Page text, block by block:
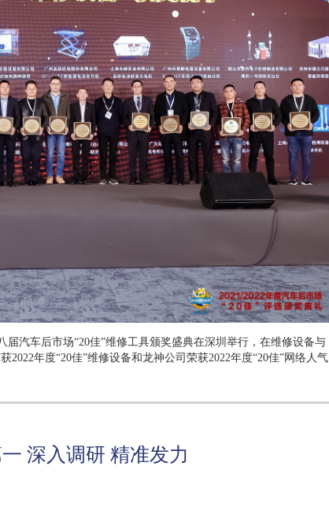
汽车后市场“20佳”维修工具颁奖盛典在深圳举行，在维修设备与
年度“20佳”维修设备和龙神公司荣获2022年度“20佳”网络人气
深入调研 精准发力